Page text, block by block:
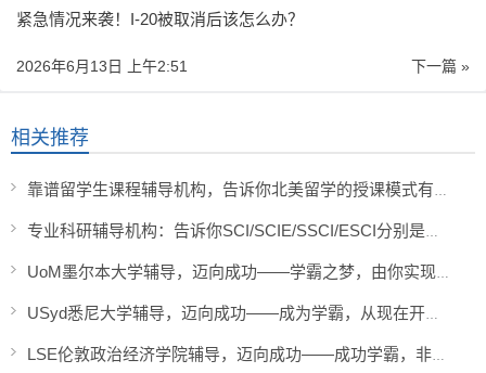
紧急情况来袭！I-20被取消后该怎么办？
下一篇 »
2026年6月13日 上午2:51
相关推荐